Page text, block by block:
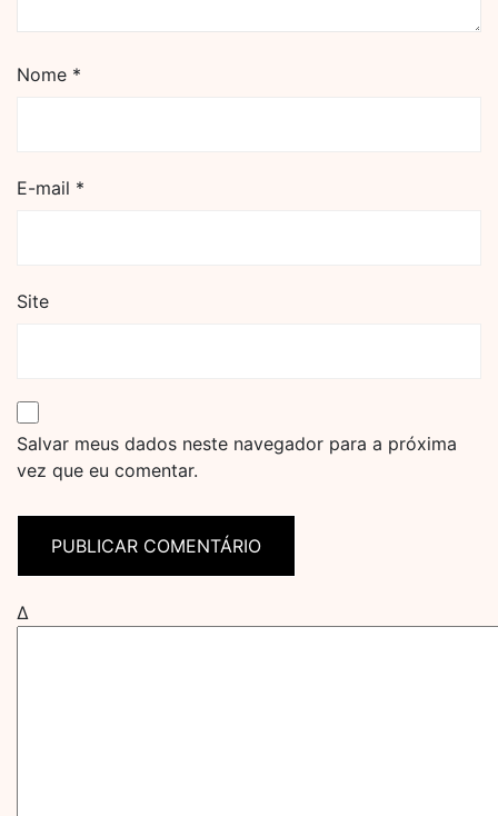
Nome *
E-mail *
Site
Salvar meus dados neste navegador para a próxima
vez que eu comentar.
Δ